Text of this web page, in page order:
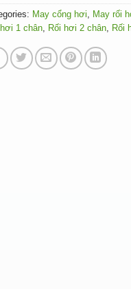
May cổng hơi May rối
1 chân Rối hơi 2 chân Rối